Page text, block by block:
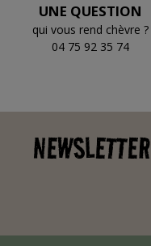
UNE QUESTION
qui vous rend chèvre ?
04 75 92 35 74
NEWSLETTER